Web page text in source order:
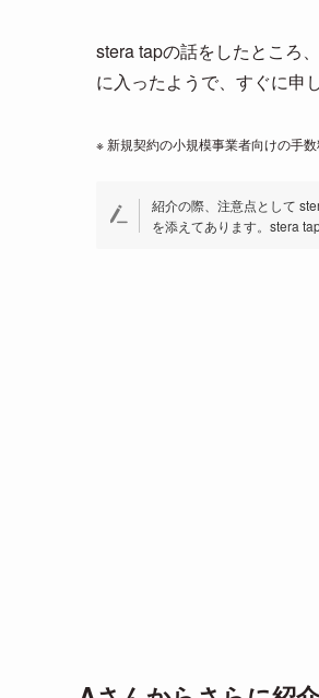
stera tapの話をしたところ
に入ったようで、すぐに申
※ 新規契約の小規模事業者向けの手
紹介の際、注意点として
を添えてあります。stera